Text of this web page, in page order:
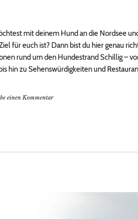
mit deinem Hund an die Nordsee
für euch ist? Dann bist du hier genau
rund um den Hundestrand Schillig –
hin zu Sehenswürdigkeiten und
einen Kommentar